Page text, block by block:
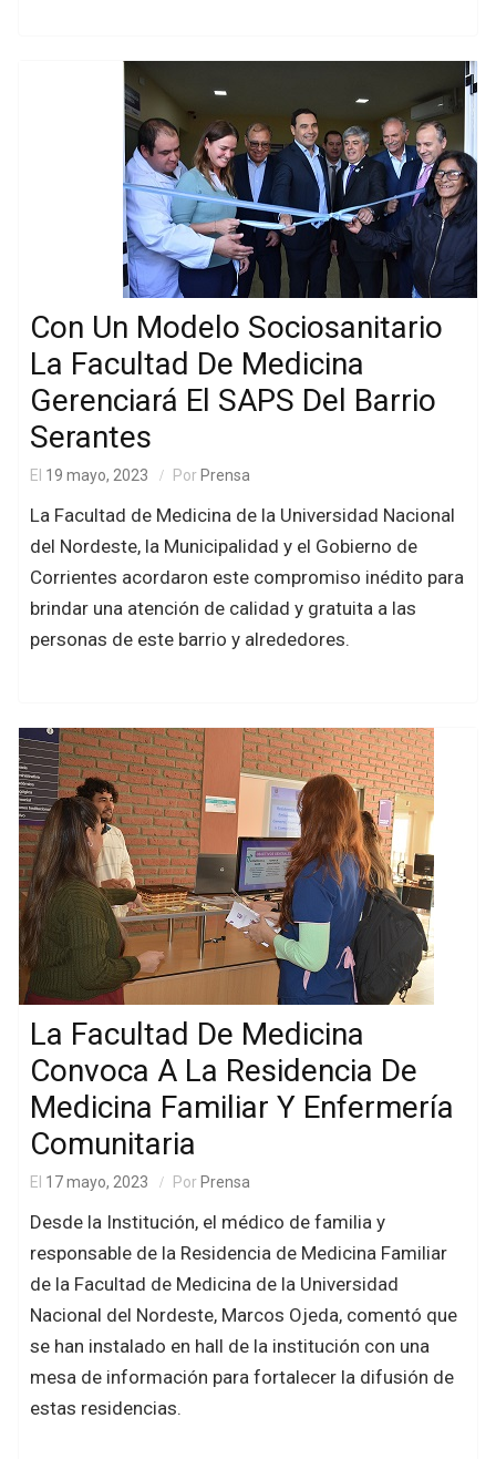
Con Un Modelo Sociosanitario
La Facultad De Medicina
Gerenciará El SAPS Del Barrio
Serantes
El 19 mayo, 2023 Por Prensa
La Facultad de Medicina de la Universidad Nacional
del Nordeste, la Municipalidad y el Gobierno de
Corrientes acordaron este compromiso inédito para
brindar una atención de calidad y gratuita a las
personas de este barrio y alrededores.
La Facultad De Medicina
Convoca A La Residencia De
Medicina Familiar Y Enfermería
Comunitaria
El 17 mayo, 2023 Por Prensa
Desde la Institución, el médico de familia y
responsable de la Residencia de Medicina Familiar
de la Facultad de Medicina de la Universidad
Nacional del Nordeste, Marcos Ojeda, comentó que
se han instalado en hall de la institución con una
mesa de información para fortalecer la difusión de
estas residencias.